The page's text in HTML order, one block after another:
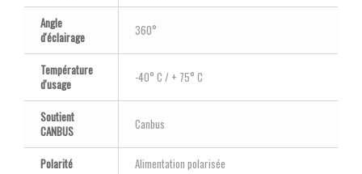
Angle
d'éclairage
360°
Température
d'usage
-40° C / + 75° C
Soutient
CANBUS
Canbus
Polarité
Alimentation polarisée